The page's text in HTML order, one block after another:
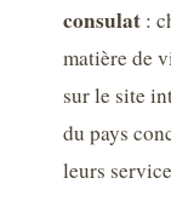
consulat :
matière de
sur le site
du pays
leurs